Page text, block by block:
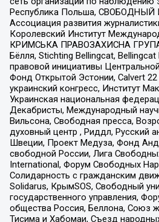
Республика Польша,
Ассоциация развития
Королевский Институт
КРИМСЬКА ПРАВОЗАХИСНА
Бёлля, Stichting Bellingcat,
правовой инициативы
Фонд Открытой Эстонии, Calvert
украинский конгресс, Институт
Украинская национальная
Декабристы, Международный
Вильсона, Свободная пресса,
духовный центр , Риддл, Русский
Швеции, Проект Медуза, Фонд
свободной России, Лига
International, Форум Свободных
Солидарность с гражданским
Solidarus, КрымSOS, Свободный
государственного управления,
общества Россия, Беллона, Союз
Тисима и Хабомаи, Съезд